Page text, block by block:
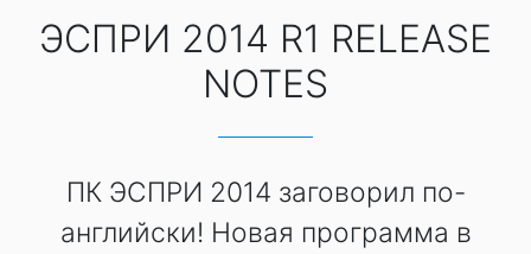
ЭСПРИ 2014 R1 RELEASE
NOTES
ПК ЭСПРИ 2014 заговорил по-
английски! Новая программа в